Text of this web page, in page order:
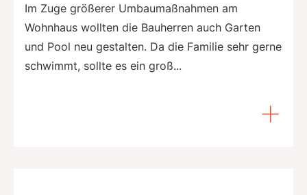
Im Zuge größerer Umbaumaßnahmen am
Wohnhaus wollten die Bauherren auch Garten
und Pool neu gestalten. Da die Familie sehr gerne
schwimmt, sollte es ein groß...